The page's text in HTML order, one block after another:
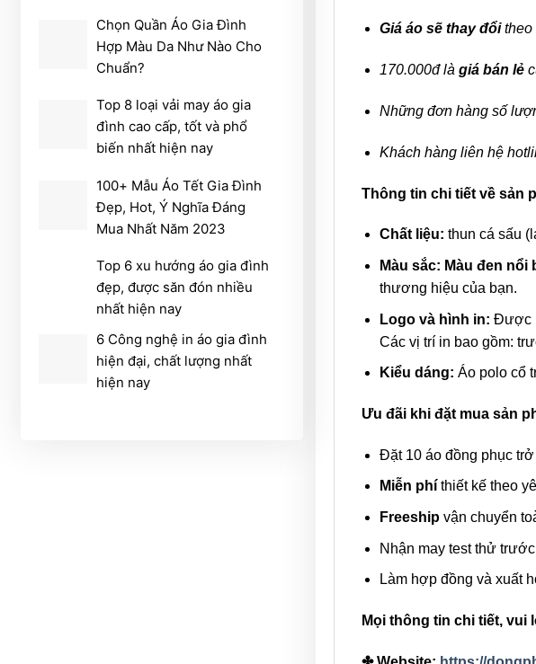
Chọn Quần Áo Gia Đình
Hợp Màu Da Như Nào Cho
Chuẩn?
Top 8 loại vải may áo gia
đình cao cấp, tốt và phổ
biến nhất hiện nay
100+ Mẫu Áo Tết Gia Đình
Đẹp, Hot, Ý Nghĩa Đáng
Mua Nhất Năm 2023
Top 6 xu hướng áo gia đình
đẹp, được săn đón nhiều
nhất hiện nay
6 Công nghệ in áo gia đình
hiện đại, chất lượng nhất
hiện nay
Giá áo sẽ thay đổitheo
170.000đ làgiá bán lẻ
Những đơn hàng số
Khách hàng liên hệ
Thông tin chi tiết về sản
Chất liệu: thun cá sấu
Màu sắc: Màu đen nổi
thương hiệu của bạn.
Logo và hình in:Được
Các vị trí in bao gồm:
Kiểu dáng: Áo polo cổ
Ưu đãi khi đặt mua sản
Đặt 10 áo đồng phục
Miễn phí thiết kế theo
Freeship vận chuyển
Nhận may test thử
Làm hợp đồng và xuất
Mọi thông tin chi tiết, vui